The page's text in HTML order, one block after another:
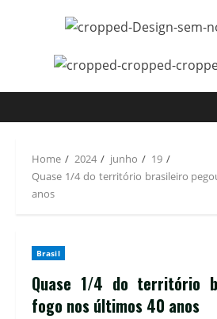
Home 2024 junho
19
Quase 1/4 do território brasileiro
anos
Brasil
Quase 1/4 do território
fogo nos últimos 40 anos